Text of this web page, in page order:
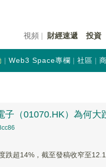
視頻 財經速遞 投資
Web3 Space專欄 社區
子（01070.HK）為何大
超14%，截至發稿收窄至